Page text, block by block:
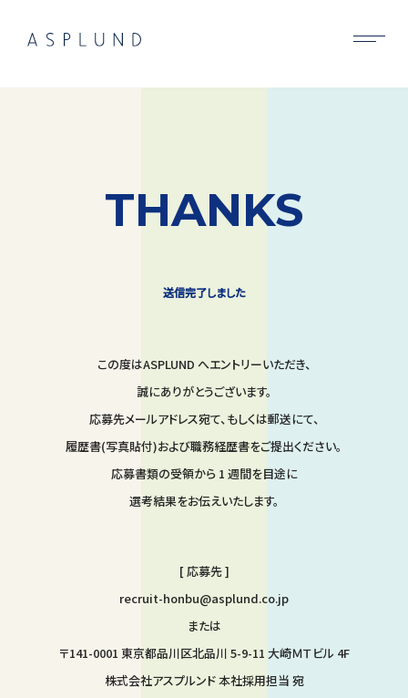
BUSINESS
RECRUIT
CONTACT
THANKS
送信完了しました
この度はASPLUND へエントリーいただき、
誠にありがとうございます。
応募先メールアドレス宛て、もしくは郵送にて、
履歴書(写真貼付)および職務経歴書をご提出ください。
応募書類の受領から 1 週間を目途に
選考結果をお伝えいたします。
[ 応募先 ]
recruit-honbu@asplund.co.jp
または
〒141-0001 東京都品川区北品川 5-9-11 大崎ＭＴビル 4F
株式会社アスプルンド 本社採用担当 宛